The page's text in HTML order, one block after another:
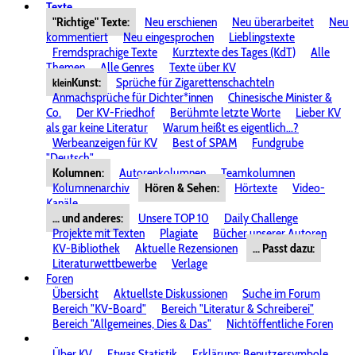
Texte
"Richtige" Texte:
Neu erschienen Neu überarbeitet
Neu
kommentiert
Neu eingesprochen
Lieblingstexte
Fremdsprachige Texte
Kurztexte des Tages (KdT)
Alle
Themen
Alle Genres Texte über KV
kleinKunst:
Sprüche für Zigarettenschachteln
Anmachsprüche für Dichter*innen
Chinesische Minister &
Co.
Der KV-Friedhof Berühmte letzte Worte
Lieber KV
als gar keine Literatur
Warum heißt es eigentlich...?
Werbeanzeigen für KV
Best of SPAM
Fundgrube
"Deutsch"
Kolumnen:
Autorenkolumnen
Teamkolumnen
Kolumnenarchiv
Hören & Sehen: Hörtexte
Video-
Kanäle
... und anderes:
Unsere TOP 10
Daily Challenge
Projekte mit Texten
Plagiate
Bücher unserer Autoren
KV-Bibliothek
Aktuelle Rezensionen
... Passt dazu:
Literaturwettbewerbe
Verlage
Foren
Übersicht
Aktuellste Diskussionen
Suche im Forum
Bereich "KV-Board"
Bereich "Literatur & Schreiberei"
Bereich "Allgemeines, Dies & Das"
Nichtöffentliche Foren